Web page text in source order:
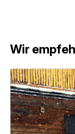
Wir